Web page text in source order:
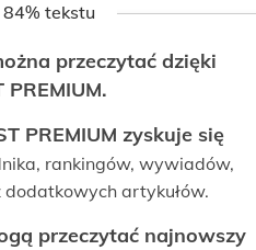
84% tekstu
przeczytać dzięki
PREMIUM.
PREMIUM zyskuje się
rankingów, wywiadów,
artykułów.
przeczytać najnowszy